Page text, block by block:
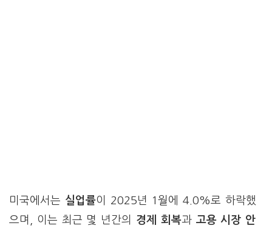
미국에서는 실업률이 2025년 1월에 4.0%로 하락했
으며, 이는 최근 몇 년간의 경제 회복과 고용 시장 안